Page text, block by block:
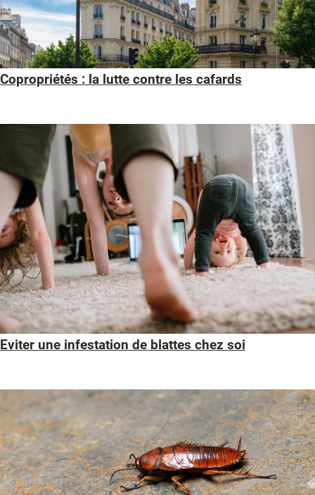
Copropriétés : la lutte contre les cafards
Eviter une infestation de blattes chez soi